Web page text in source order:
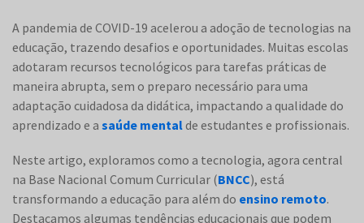
A pandemia de COVID-19 acelerou a adoção de tecnologias na
educação, trazendo desafios e oportunidades. Muitas escolas
adotaram recursos tecnológicos para tarefas práticas de
maneira abrupta, sem o preparo necessário para uma
adaptação cuidadosa da didática, impactando a qualidade do
aprendizado e a saúde mentalde estudantes e profissionais.
Neste artigo, exploramos como a tecnologia, agora central
na Base Nacional Comum Curricular (BNCC), está
transformando a educação para além do ensino remoto.
Destacamos algumas tendências educacionais que podem